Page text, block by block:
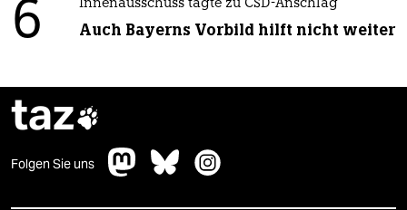
6 Innenausschuss tagte zu CSD-Anschlag
Auch Bayerns Vorbild hilft nicht weiter
taz
Folgen Sie uns